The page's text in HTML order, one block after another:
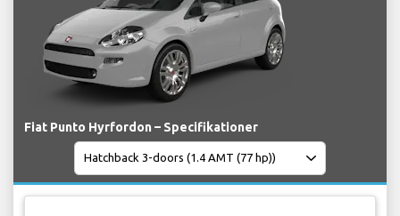
Fiat Punto Hyrfordon – Specifikationer